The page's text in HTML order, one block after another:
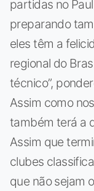
partidas no
preparando
eles têm a
regional do
técnico”,
Assim como
também terá a
Assim que
clubes
que não sejam